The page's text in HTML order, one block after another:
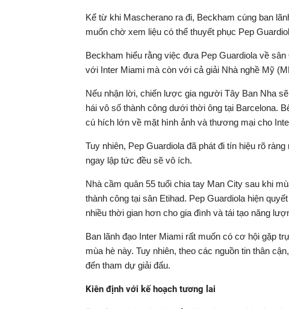
Kể từ khi Mascherano ra đi, Beckham cùng ban
muốn chờ xem liệu có thể thuyết phục Pep
Beckham hiểu rằng việc đưa Pep Guardiola về
với Inter Miami mà còn với cả giải Nhà nghề Mỹ
Nếu nhận lời, chiến lược gia người Tây Ban Nha
hái vô số thành công dưới thời ông tại Barcelona.
cú hích lớn về mặt hình ảnh và thương mại cho
Tuy nhiên, Pep Guardiola đã phát đi tín hiệu rõ
ngay lập tức đều sẽ vô ích.
Nhà cầm quân 55 tuổi chia tay Man City sau khi
thành công tại sân Etihad. Pep Guardiola hiện
nhiều thời gian hơn cho gia đình và tái tạo năng
Ban lãnh đạo Inter Miami rất muốn có cơ hội gặp
mùa hè này. Tuy nhiên, theo các nguồn tin thân
đến tham dự giải đấu.
Kiên định với kế hoạch tương lai